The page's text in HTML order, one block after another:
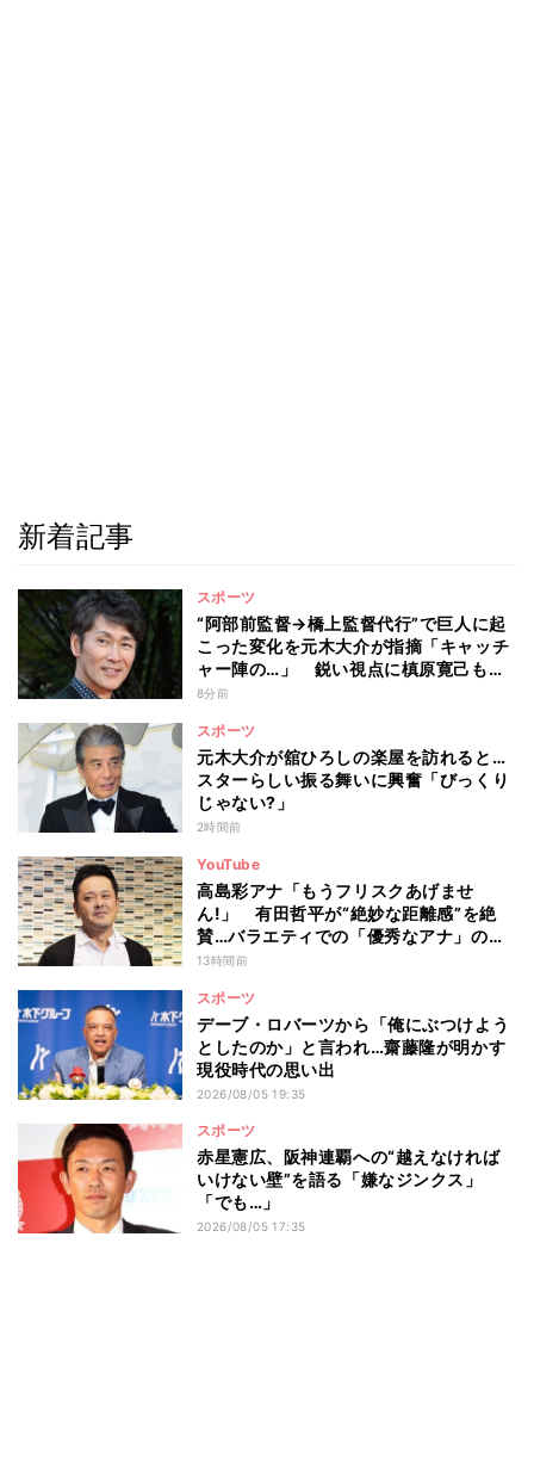
新着記事
スポーツ
“阿部前監督→橋上監督代行”で巨人に起
こった変化を元木大介が指摘「キャッチ
ャー陣の…」 鋭い視点に槙原寛己も感
心「やっぱりクセ者だな」
8分前
スポーツ
元木大介が舘ひろしの楽屋を訪れると…
スターらしい振る舞いに興奮「びっくり
じゃない?」
2時間前
YouTube
高島彩アナ「もうフリスクあげませ
ん!」 有田哲平が“絶妙な距離感”を絶
賛…バラエティでの「優秀なアナ」の条
件とは
13時間前
スポーツ
デーブ・ロバーツから「俺にぶつけよう
としたのか」と言われ…齋藤隆が明かす
現役時代の思い出
2026/08/05 19:35
スポーツ
赤星憲広、阪神連覇への“越えなければ
いけない壁”を語る「嫌なジンクス」
「でも…」
2026/08/05 17:35